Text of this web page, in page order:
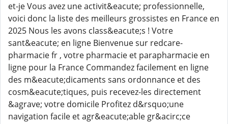
et-je Vous avez une activit&eacute; professionnelle,
voici donc la liste des meilleurs grossistes en France en
2025 Nous les avons class&eacute;s ! Votre
sant&eacute; en ligne Bienvenue sur redcare-
pharmacie fr , votre pharmacie et parapharmacie en
ligne pour la France Commandez facilement en ligne
des m&eacute;dicaments sans ordonnance et des
cosm&eacute;tiques, puis recevez-les directement
&agrave; votre domicile Profitez d&rsquo;une
navigation facile et agr&eacute;able gr&acirc;ce